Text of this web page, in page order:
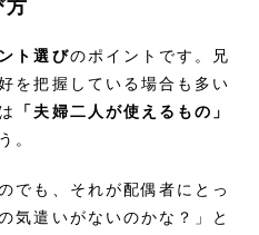
方
ト選びのポイントです。兄
を把握している場合も多い
「夫婦二人が使えるもの」
。
でも、それが配偶者にとっ
気遣いがないのかな？」と